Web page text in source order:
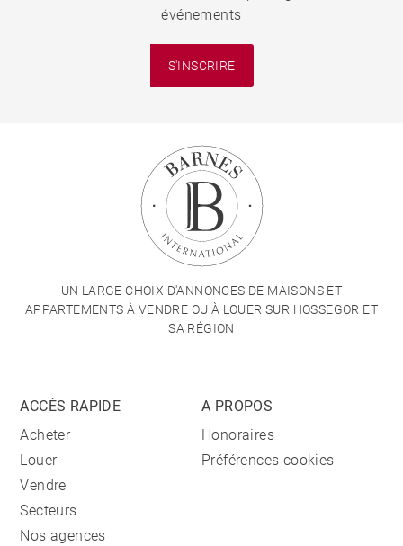
événements
S'INSCRIRE
UN LARGE CHOIX D'ANNONCES DE MAISONS ET
APPARTEMENTS À VENDRE OU À LOUER SUR HOSSEGOR ET
SA RÉGION
ACCÈS RAPIDE
Acheter
Louer
Vendre
Secteurs
Nos agences
A PROPOS
Honoraires
Préférences cookies